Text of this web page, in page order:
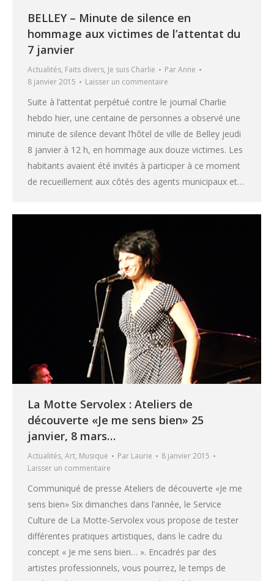
BELLEY – Minute de silence en
hommage aux victimes de l’attentat du
7 janvier
Actualités, Faits divers, Je suis Charlie ParAnne
8 janvier 2015
Laisser un commentaire
Suite à l’attentat perpétué contre le journal Charlie
hebdo hier, une centaine de personnes a observé une
minute de silence devant l’hôtel de ville de Belley jeudi
8 janvier à 12 h, en hommage aux douze victimes. Les
habitants avaient été invités à participer à ce moment
de recueillement aux côtés des agents municipaux et…
La Motte Servolex : Ateliers de
découverte «Je me sens bien» 25
janvier, 8 mars…
Actualités, Art, Musique Par Laurie
8 janvier 2015
Laisser un commentaire
Communiqué de presse Ateliers de découverte «Je me
sens bien» Six dimanches dans l’année, le Service
Culture de La Motte-Servolex vous propose de tester
différentes pratiques artistiques, dans le cadre du
concept « Je me sens bien… ». Encadrés par des
artistes professionnels, vous pourrez, le temps de